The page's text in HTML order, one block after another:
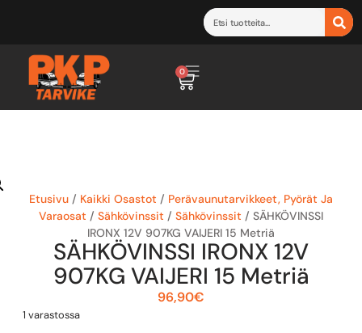
0
Etusivu / Kaikki Osastot / Perävaunutarvikkeet, Pyörät Ja
Varaosat / Sähkövinssit / Sähkövinssit / SÄHKÖVINSSI
IRONX 12V 907KG VAIJERI 15 Metriä
SÄHKÖVINSSI IRONX 12V
907KG VAIJERI 15 Metriä
96,90€
1 varastossa